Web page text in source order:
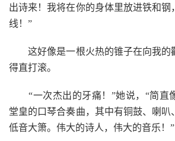
出诗来！我将在你的身体里放进铁和钢
线！”
这好像是一根火热的锥子在向我的
得直打滚。
“一次杰出的牙痛！”她说，“简直
堂皇的口琴合奏曲，其中有铜鼓、喇叭
低音大箫。伟大的诗人，伟大的音乐！”